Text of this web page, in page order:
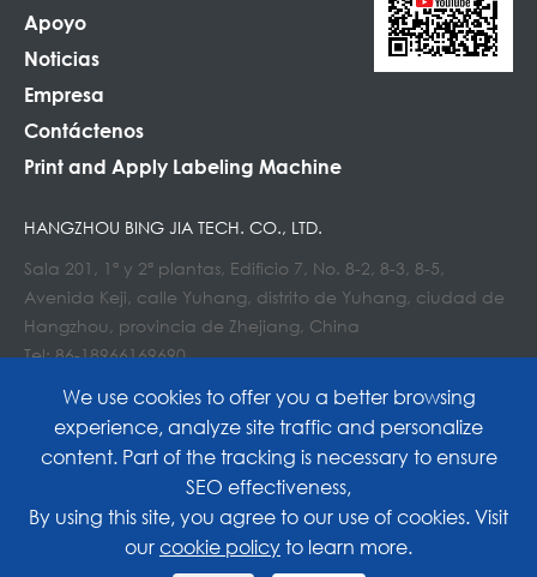
Apoyo
Noticias
Empresa
Contáctenos
Print and Apply Labeling Machine
HANGZHOU BING JIA TECH. CO., LTD.
Sala 201, 1ª y 2ª plantas, Edificio 7, No. 8-2, 8-3, 8-5,
Avenida Keji, calle Yuhang, distrito de Yuhang, ciudad de
Hangzhou, provincia de Zhejiang, China
Tel: 86-18966169690
Hangzhou Bing Jia Tech. Co., Ltd.
Rights Reserved.
We use cookies to offer you a better browsing
experience, analyze site traffic and personalize
content. Part of the tracking is necessary to ensure
SEO effectiveness,
By using this site, you agree to our use of cookies. Visit
ourcookie policyto learn more.